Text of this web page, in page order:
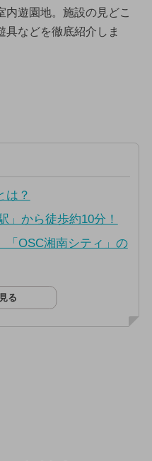
内遊園地。施設の見どこ
具などを徹底紹介しま
は？
」から徒歩約10分！
「OSC湘南シティ」の
る